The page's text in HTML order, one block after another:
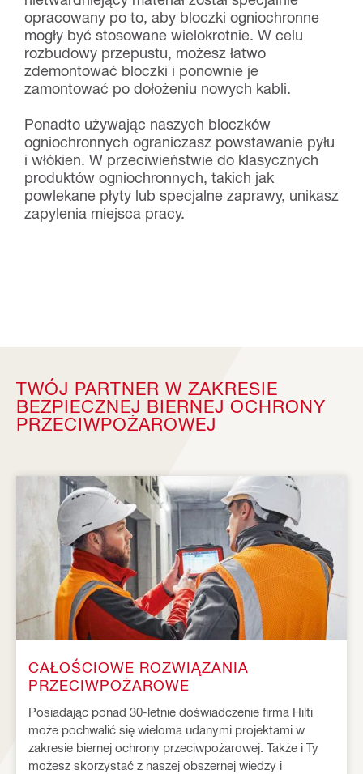
opracowany po to, aby bloczki ogniochronne
mogły być stosowane wielokrotnie. W celu
rozbudowy przepustu, możesz łatwo
zdemontować bloczki i ponownie je
zamontować po dołożeniu nowych kabli.
Ponadto używając naszych bloczków
ogniochronnych ograniczasz powstawanie pyłu
i włókien. W przeciwieństwie do klasycznych
produktów ogniochronnych, takich jak
powlekane płyty lub specjalne zaprawy, unikasz
zapylenia miejsca pracy.
TWÓJ PARTNER W ZAKRESIE
BEZPIECZNEJ BIERNEJ OCHRONY
PRZECIWPOŻAROWEJ
CAŁOŚCIOWE ROZWIĄZANIA
PRZECIWPOŻAROWE
Posiadając ponad 30-letnie doświadczenie firma Hilti
może pochwalić się wieloma udanymi projektami w
zakresie biernej ochrony przeciwpożarowej. Także i Ty
możesz skorzystać z naszej obszernej wiedzy i